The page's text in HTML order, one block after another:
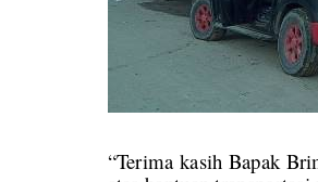
“Terima kasih Bapak